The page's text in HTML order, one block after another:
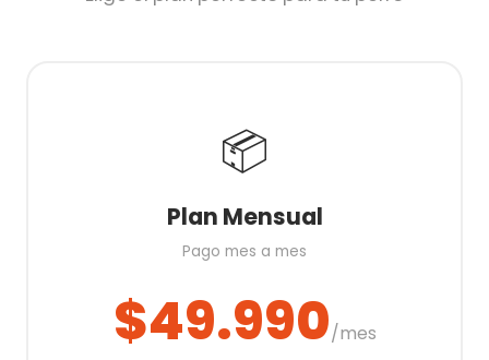
📦
Plan Mensual
Pago mes a mes
$49.990/mes